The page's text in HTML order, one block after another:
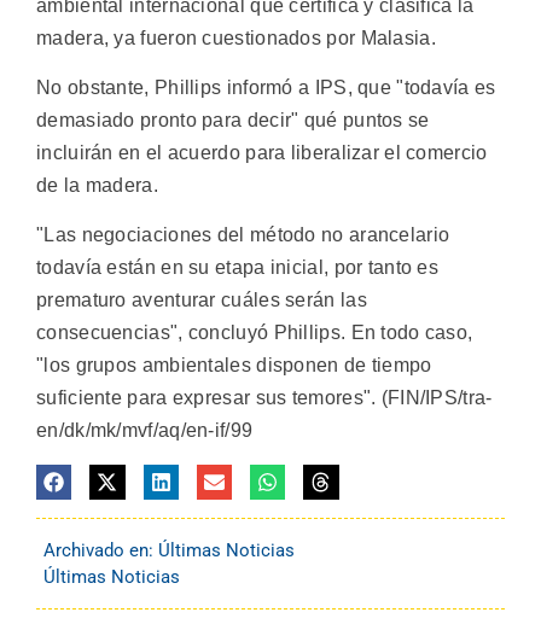
ambiental internacional que certifica y clasifica la
madera, ya fueron cuestionados por Malasia.
No obstante, Phillips informó a IPS, que "todavía es
demasiado pronto para decir" qué puntos se
incluirán en el acuerdo para liberalizar el comercio
de la madera.
"Las negociaciones del método no arancelario
todavía están en su etapa inicial, por tanto es
prematuro aventurar cuáles serán las
consecuencias", concluyó Phillips. En todo caso,
"los grupos ambientales disponen de tiempo
suficiente para expresar sus temores". (FIN/IPS/tra-
en/dk/mk/mvf/aq/en-if/99
Archivado en: Últimas Noticias
Últimas Noticias